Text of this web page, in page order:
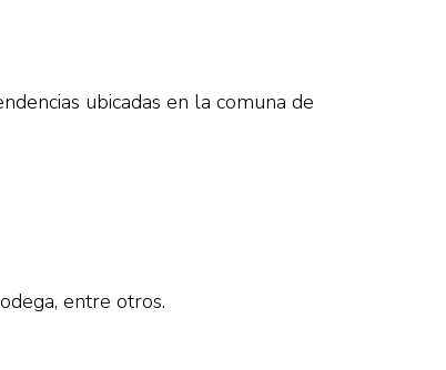
ubicadas en la comuna de
entre otros.